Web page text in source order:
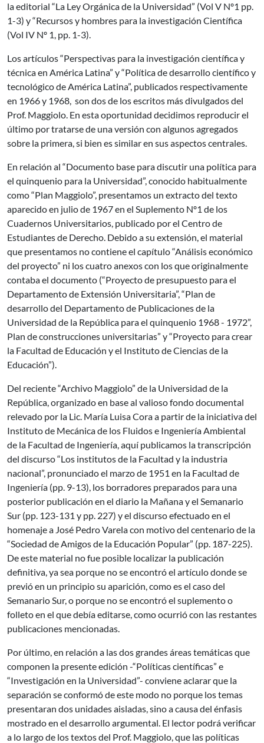
la editorial “La Ley Orgánica de la Universidad” (Vol V Nº1 pp.
1-3) y “Recursos y hombres para la investigación Científica
(Vol IV Nº 1, pp. 1-3).
Los artículos “Perspectivas para la investigación científica y
técnica en América Latina” y “Política de desarrollo científico y
tecnológico de América Latina”, publicados respectivamente
en 1966 y 1968, son dos de los escritos más divulgados del
Prof. Maggiolo. En esta oportunidad decidimos reproducir el
último por tratarse de una versión con algunos agregados
sobre la primera, si bien es similar en sus aspectos centrales.
En relación al “Documento base para discutir una política para
el quinquenio para la Universidad”, conocido habitualmente
como “Plan Maggiolo”, presentamos un extracto del texto
aparecido en julio de 1967 en el Suplemento Nº1 de los
Cuadernos Universitarios, publicado por el Centro de
Estudiantes de Derecho. Debido a su extensión, el material
que presentamos no contiene el capítulo “Análisis económico
del proyecto” ni los cuatro anexos con los que originalmente
contaba el documento (“Proyecto de presupuesto para el
Departamento de Extensión Universitaria”, “Plan de
desarrollo del Departamento de Publicaciones de la
Universidad de la República para el quinquenio 1968 - 1972”,
Plan de construcciones universitarias” y “Proyecto para crear
la Facultad de Educación y el Instituto de Ciencias de la
Educación”).
Del reciente “Archivo Maggiolo” de la Universidad de la
República, organizado en base al valioso fondo documental
relevado por la Lic. María Luisa Cora a partir de la iniciativa del
Instituto de Mecánica de los Fluidos e Ingeniería Ambiental
de la Facultad de Ingeniería, aquí publicamos la transcripción
del discurso “Los institutos de la Facultad y la industria
nacional”, pronunciado el marzo de 1951 en la Facultad de
Ingeniería (pp. 9-13), los borradores preparados para una
posterior publicación en el diario la Mañana y el Semanario
Sur (pp. 123-131 y pp. 227) y el discurso efectuado en el
homenaje a José Pedro Varela con motivo del centenario de la
“Sociedad de Amigos de la Educación Popular” (pp. 187-225).
De este material no fue posible localizar la publicación
definitiva, ya sea porque no se encontró el artículo donde se
previó en un principio su aparición, como es el caso del
Semanario Sur, o porque no se encontró el suplemento o
folleto en el que debía editarse, como ocurrió con las restantes
publicaciones mencionadas.
Por último, en relación a las dos grandes áreas temáticas que
componen la presente edición -“Políticas científicas” e
“Investigación en la Universidad”- conviene aclarar que la
separación se conformó de este modo no porque los temas
presentaran dos unidades aisladas, sino a causa del énfasis
mostrado en el desarrollo argumental. El lector podrá verificar
a lo largo de los textos del Prof. Maggiolo, que las políticas